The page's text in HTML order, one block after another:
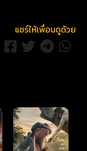
แชร์ให้เพื่อนดูด้วย